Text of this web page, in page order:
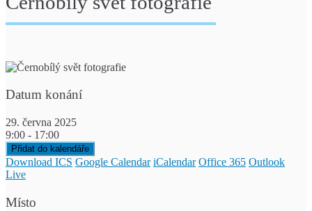
Datum konání
29. června 2025
9:00 - 17:00
Přidat do kalendáře
Download ICS Google Calendar iCalendar Office 365 Outlook
Live
Místo